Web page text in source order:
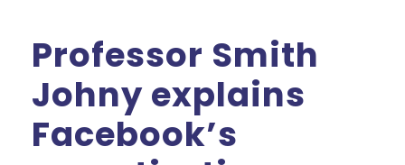
Professor Smith
Johny explains
Facebook’s